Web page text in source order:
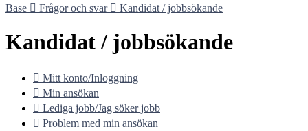
Base  Frågor och svar  Kandidat / jobbsökande
Kandidat / jobbsökande
 Mitt konto/Inloggning
 Min ansökan
 Lediga jobb/Jag söker jobb
 Problem med min ansökan